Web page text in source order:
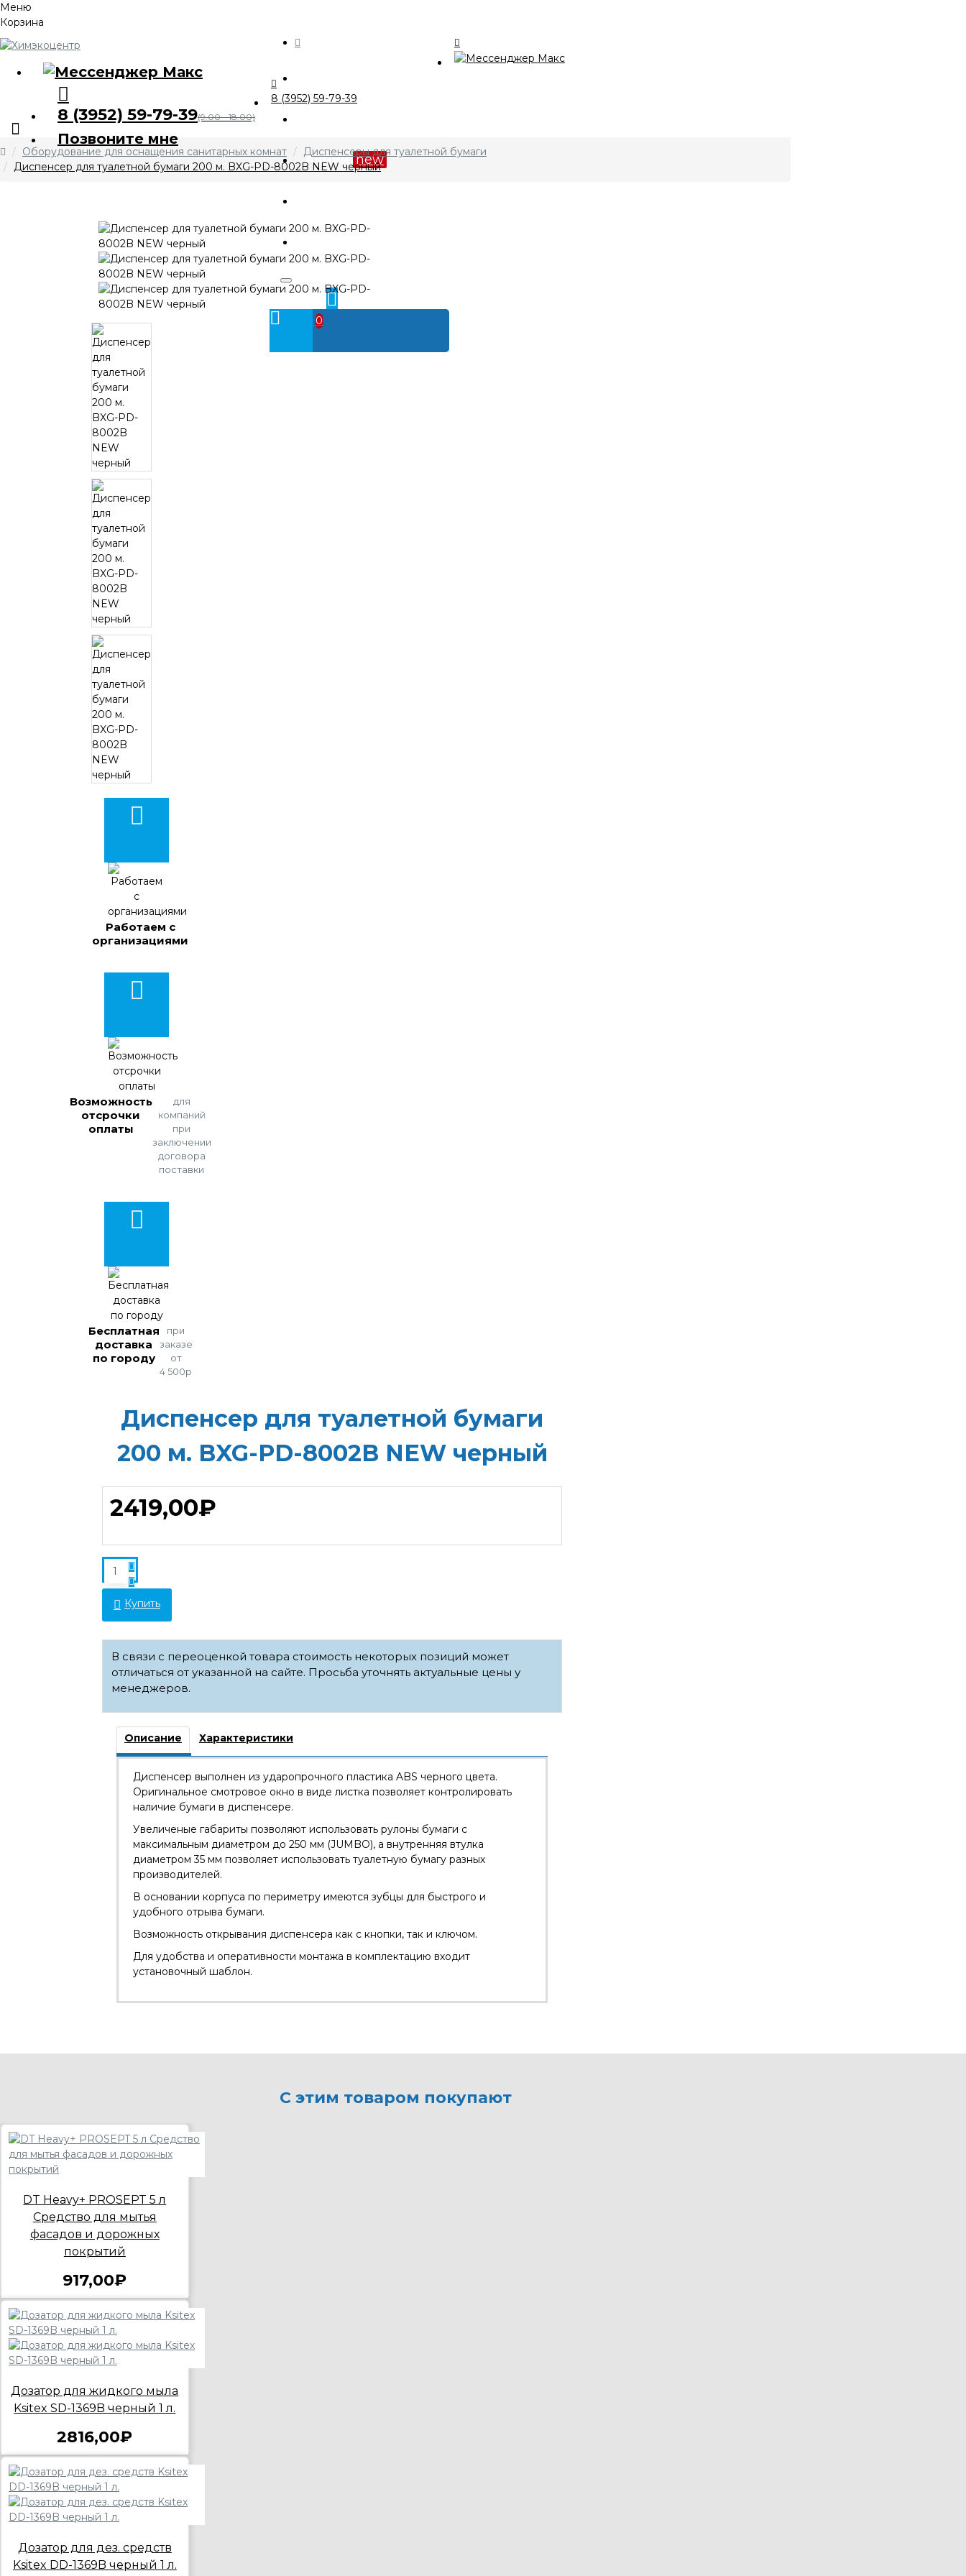
Меню
Корзина
8 (3952) 59-79-39(9.00 - 18.00)
Позвоните мне
Акции new
Личный
0
8 (3952) 59-79-39
Оборудование для оснащения санитарных комнат
Диспенсеры для туалетной бумаги
Диспенсер для туалетной бумаги 200 м. BXG-PD-8002B NEW черный
Работаем с
организациями
Возможность
отсрочки
оплаты
для
компаний
при
заключении
договора
поставки
Бесплатная
доставка
по городу
при
заказе
от
4 500р
Диспенсер для туалетной бумаги
200 м. BXG-PD-8002B NEW черный
2419,00₽
Купить
В связи с переоценкой товара стоимость некоторых позиций может
отличаться от указанной на сайте. Просьба уточнять актуальные цены у
менеджеров.
Описание Характеристики
Диспенсер выполнен из ударопрочного пластика ABS черного цвета.
Оригинальное смотровое окно в виде листка позволяет контролировать
наличие бумаги в диспенсере.
Увеличеные габариты позволяют использовать рулоны бумаги с
максимальным диаметром до 250 мм (JUMBO), а внутренняя втулка
диаметром 35 мм позволяет использовать туалетную бумагу разных
производителей.
В основании корпуса по периметру имеются зубцы для быстрого и
удобного отрыва бумаги.
Возможность открывания диспенсера как с кнопки, так и ключом.
Для удобства и оперативности монтажа в комплектацию входит
установочный шаблон.
С этим товаром покупают
DT Heavy+ PROSEPT 5 л
Средство для мытья
фасадов и дорожных
покрытий
917,00₽
Дозатор для жидкого мыла
Ksitex SD-1369B черный 1 л.
2816,00₽
Дозатор для дез. средств
Ksitex DD-1369B черный 1 л.